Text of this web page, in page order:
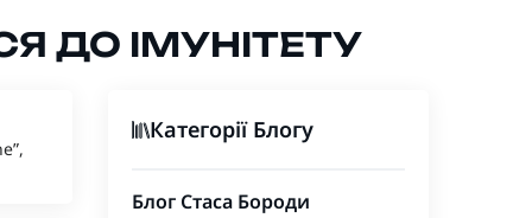
ДО ІМУНІТЕТУ
Категорії Блогу
Блог Стаса Бороди